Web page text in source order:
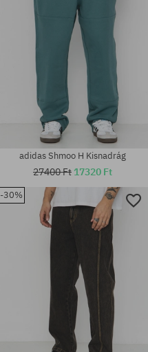
Elérhető méretek:
adidas Shmoo H Kisnadrág
27400 Ft 17320 Ft
-30%